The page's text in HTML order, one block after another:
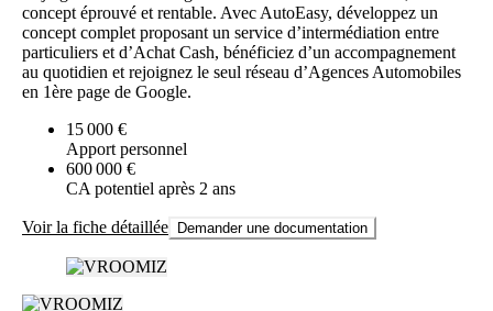
concept éprouvé et rentable. Avec AutoEasy, développez un
concept complet proposant un service d’intermédiation entre
particuliers et d’Achat Cash, bénéficiez d’un accompagnement
au quotidien et rejoignez le seul réseau d’Agences Automobiles
en 1ère page de Google.
15 000 €
Apport personnel
600 000 €
CA potentiel après 2 ans
Voir la fiche détaillée Demander une documentation